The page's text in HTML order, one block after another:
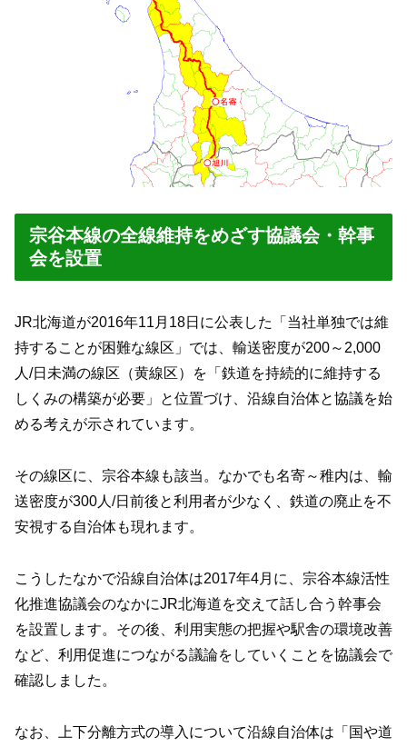
宗谷本線の全線維持をめざす協議会・幹事
会を設置
JR北海道が2016年11月18日に公表した「当社単独では維
持することが困難な線区」では、輸送密度が200～2,000
人/日未満の線区（黄線区）を「鉄道を持続的に維持する
しくみの構築が必要」と位置づけ、沿線自治体と協議を始
める考えが示されています。
その線区に、宗谷本線も該当。なかでも名寄～稚内は、輸
送密度が300人/日前後と利用者が少なく、鉄道の廃止を不
安視する自治体も現れます。
こうしたなかで沿線自治体は2017年4月に、宗谷本線活性
化推進協議会のなかにJR北海道を交えて話し合う幹事会
を設置します。その後、利用実態の把握や駅舎の環境改善
など、利用促進につながる議論をしていくことを協議会で
確認しました。
なお、上下分離方式の導入について沿線自治体は「国や道